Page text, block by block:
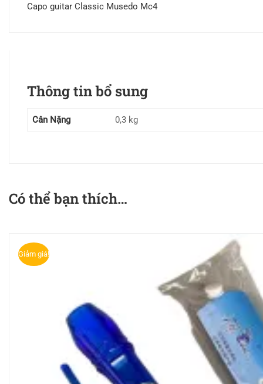
Capo guitar Classic Musedo Mc4
Thông tin bổ sung
Cân Nặng 0,3 kg
Có thể bạn thích…
Giảm giá!